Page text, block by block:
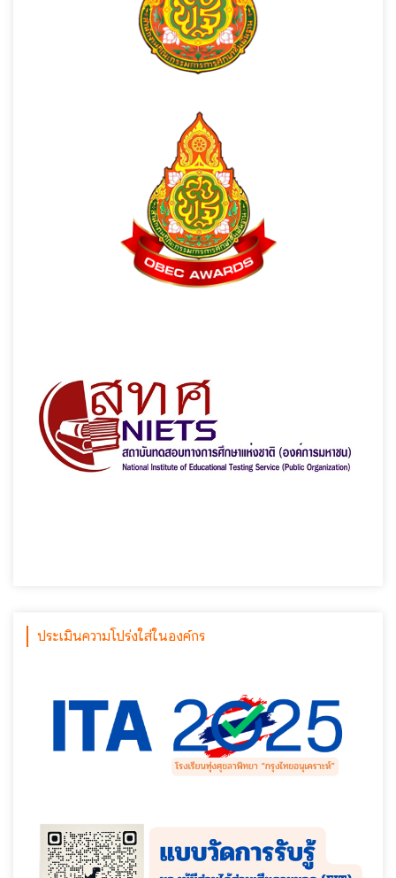
ประเมินความโปร่งใส่ในองค์กร